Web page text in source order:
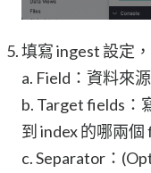
填寫 ingest 設定
a. Field：資料來
b. Target fields：
到 index 的哪兩
c. Separator：